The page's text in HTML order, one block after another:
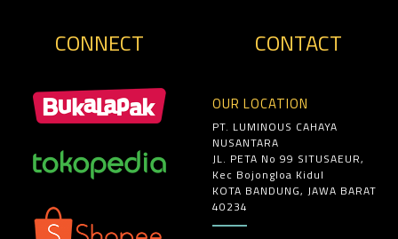
CONNECT CONTACT
OUR LOCATION
PT. LUMINOUS CAHAYA
NUSANTARA
JL. PETA No 99 SITUSAEUR,
Kec Bojongloa Kidul
KOTA BANDUNG, JAWA BARAT
40234